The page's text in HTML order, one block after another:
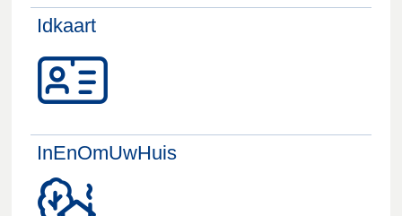
Idkaart
InEnOmUwHuis